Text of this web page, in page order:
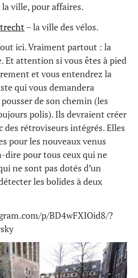
ville, pour affaires.
– la ville des vélos.
ici. Vraiment partout : la
Et attention si vous êtes à pied
et vous entendrez la
qui vous demandera
de son chemin (les
polis). Ils devraient créer
des rétroviseurs intégrés. Elles
pour les nouveaux venus
dire pour tous ceux qui ne
ne sont pas dotés d’un
les bolides à deux
p/BD4wFXIOid8/?